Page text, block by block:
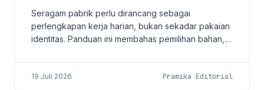
Seragam pabrik perlu dirancang sebagai
perlengkapan kerja harian, bukan sekadar pakaian
identitas. Panduan ini membahas pemilihan bahan,
sizing untuk ratusan pekerja, MOQ, alur produksi,
dan checklist sebelum order.
19 Juli 2026 Pramika Editorial